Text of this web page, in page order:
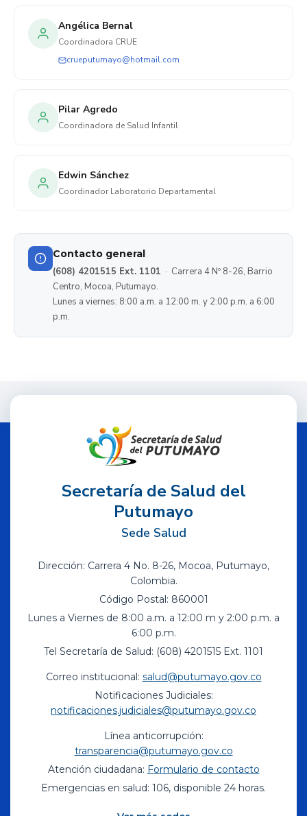
Angélica Bernal
Coordinadora CRUE
crueputumayo@hotmail.com
Pilar Agredo
Coordinadora de Salud Infantil
Edwin Sánchez
Coordinador Laboratorio Departamental
Contacto general
(608) 4201515 Ext. 1101 · Carrera 4 Nº 8-26, Barrio
Centro, Mocoa, Putumayo.
Lunes a viernes: 8:00 a.m. a 12:00 m. y 2:00 p.m. a 6:00
p.m.
Secretaría de Salud del
Putumayo
Sede Salud
Dirección: Carrera 4 No. 8-26, Mocoa, Putumayo,
Colombia.
Código Postal: 860001
Lunes a Viernes de 8:00 a.m. a 12:00 m y 2:00 p.m. a
6:00 p.m.
Tel Secretaría de Salud: (608) 4201515 Ext. 1101
Correo institucional: salud@putumayo.gov.co
Notificaciones Judiciales:
notificaciones.judiciales@putumayo.gov.co
Línea anticorrupción:
transparencia@putumayo.gov.co
Atención ciudadana: Formulario de contacto
Emergencias en salud: 106, disponible 24 horas.